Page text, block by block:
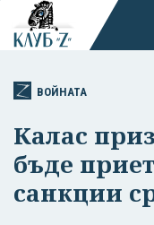
ВОЙНАТА
Калас
бъде
санкции